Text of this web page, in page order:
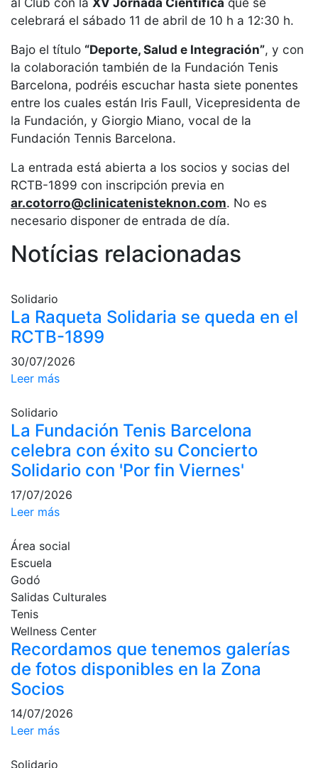
Servicios
Instalaciones
Preguntas
Frecuentes
(FAQs)
Trabaja con
nosotros
Área deportiva
Tenis
Escuela de
tenis
Palmarés
Leyendas
Jugadores
profesionales
Campeonato
Social de Tenis
Cuadros de
Juego
Cuadro de
Honor
Campeonato
Social
Normativa
Pádel
Pádel
Campeonato
Social de Pádel
Cuadros de
juego
Cuadro
Histórico del
celebrará el sábado 11 de abril de 10 h a 12:30 h.
Bajo el título “Deporte, Salud e Integración”, y con
la colaboración también de la Fundación Tenis
Barcelona, podréis escuchar hasta siete ponentes
entre los cuales están Iris Faull, Vicepresidenta de
la Fundación, y Giorgio Miano, vocal de la
Fundación Tennis Barcelona.
La entrada está abierta a los socios y socias del
RCTB-1899 con inscripción previa en
ar.cotorro@clinicatenisteknon.com. No es
necesario disponer de entrada de día.
Notícias relacionadas
Solidario
La Raqueta Solidaria se queda en el
RCTB-1899
30/07/2026
Leer más
Solidario
La Fundación Tenis Barcelona
celebra con éxito su Concierto
Solidario con 'Por fin Viernes'
17/07/2026
Leer más
Área social
Escuela
Godó
Salidas Culturales
Tenis
Wellness Center
Recordamos que tenemos galerías
de fotos disponibles en la Zona
Socios
14/07/2026
Leer más
Solidario